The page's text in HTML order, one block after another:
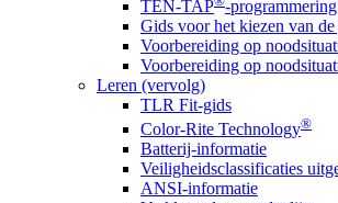
TEN-TAP -
Gids voor het kiezen van
Voorbereiding op
Voorbereiding op
Leren (vervolg)
TLR Fit-gids
Color-Rite Technology®
Batterij-informatie
Veiligheidsclassificaties
ANSI-informatie